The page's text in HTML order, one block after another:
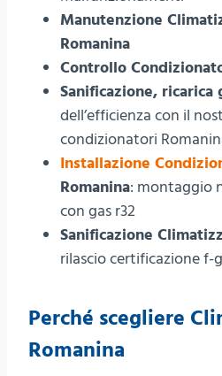
Manutenzione
Romanina
Controllo
Sanificazione, ricarica
dell’efficienza con il
condizionatori
Installazione
Romanina: montaggio
con gas r32
Sanificazione
rilascio certificazione f-
Perché scegliere
Romanina